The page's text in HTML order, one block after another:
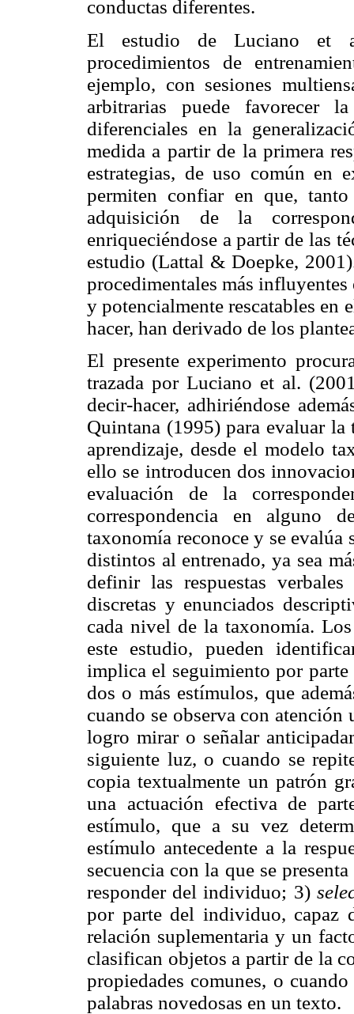
conductas diferentes.
El estudio de Luciano et
procedimientos de
ejemplo, con sesiones
arbitrarias puede favorecer
diferenciales en la
medida a partir de la primera
estrategias, de uso común en
permiten confiar en que,
adquisición de la
enriqueciéndose a partir de las
estudio (Lattal & Doepke,
procedimentales más
y potencialmente rescatables en
hacer, han derivado de los
El presente experimento
trazada por Luciano et al.
decir-hacer, adhiriéndose
Quintana (1995) para evaluar
aprendizaje, desde el modelo
ello se introducen dos
evaluación de la
correspondencia en alguno
taxonomía reconoce y se
distintos al entrenado, ya sea
definir las respuestas
discretas y enunciados
cada nivel de la taxonomía.
este estudio, pueden
implica el seguimiento por
dos o más estímulos, que
cuando se observa con
logro mirar o señalar
siguiente luz, o cuando se
copia textualmente un patrón
una actuación efectiva de
estímulo, que a su vez
estímulo antecedente a la
secuencia con la que se
responder del individuo; 3)
por parte del individuo, capaz
relación suplementaria y un
clasifican objetos a partir de la
propiedades comunes, o
palabras novedosas en un texto.